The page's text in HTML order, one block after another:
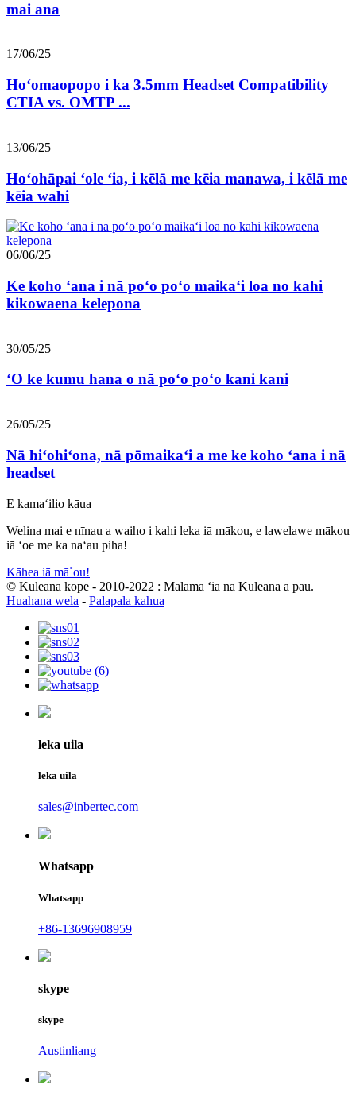
mai ana
17/06/25
Hoʻomaopopo i ka 3.5mm Headset Compatibility
CTIA vs. OMTP ...
13/06/25
Hoʻohāpai ʻole ʻia, i kēlā me kēia manawa, i kēlā me
kēia wahi
06/06/25
Ke koho ʻana i nā poʻo poʻo maikaʻi loa no kahi
kikowaena kelepona
30/05/25
ʻO ke kumu hana o nā poʻo poʻo kani kani
26/05/25
Nā hiʻohiʻona, nā pōmaikaʻi a me ke koho ʻana i nā
headset
E kamaʻilio kāua
Welina mai e nīnau a waiho i kahi leka iā mākou, e lawelawe mākou
iā ʻoe me ka naʻau piha!
Kāhea iā mā˚ou!
© Kuleana kope - 2010-2022 : Mālama ʻia nā Kuleana a pau.
Huahana wela - Palapala kahua
leka uila
leka uila
sales@inbertec.com
Whatsapp
Whatsapp
+86-13696908959
skype
skype
Austinliang